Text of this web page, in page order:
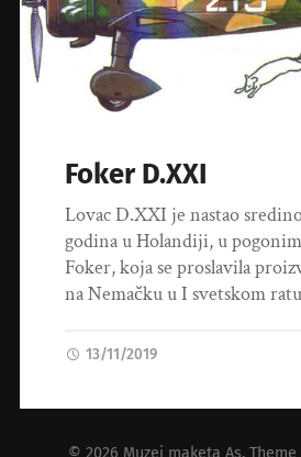
Foker D.XXI
Lovac D.XXI je nastao
godina u Holandiji, u
Foker, koja se proslavila
na Nemačku u I svetskom
13/11/2019